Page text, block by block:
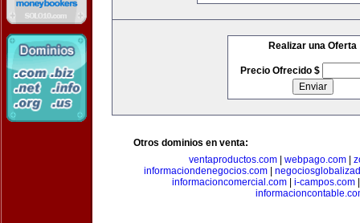
Realizar una Oferta
Precio Ofrecido $
Otros dominios en venta:
ventaproductos.com
webpago.com
informaciondenegocios.com|
informacioncomercial.com| i-campos.com